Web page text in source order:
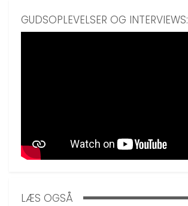
GUDSOPLEVELSER OG INTERVIEWS:
LÆS OGSÅ